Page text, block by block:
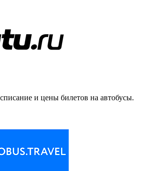
и цены билетов на автобусы.